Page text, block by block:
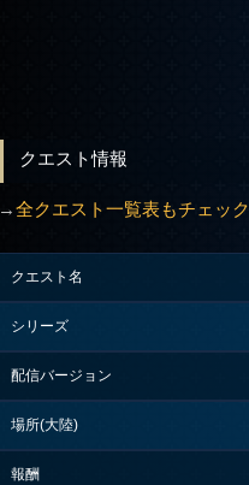
クエスト情報
→全クエスト一覧表もチェック
クエスト名
シリーズ
配信バージョン
場所(大陸)
報酬